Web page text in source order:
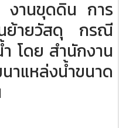
งานขุดดิน การ
นย้ายวัสดุ กรณี
โดย สำนักงาน
แหล่งน้ำขนาด